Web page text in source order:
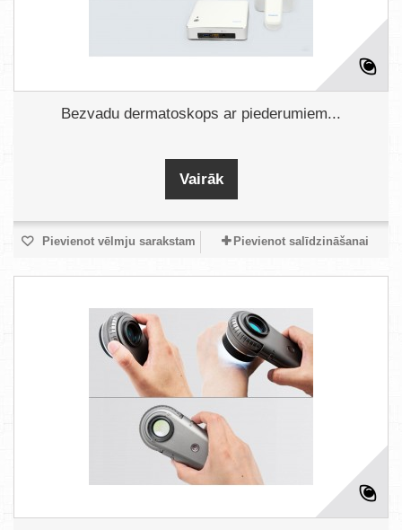
Bezvadu dermatoskops ar piederumiem...
Vairāk
Pievienot vēlmju sarakstam Pievienot salīdzināšanai